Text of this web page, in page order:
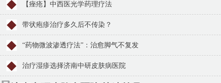
【痤疮】中西医光学药理疗法
带状疱疹治疗多久后不传染？
“药物微波渗透疗法”：治愈脚气不复发
治疗湿疹选择济南中研皮肤病医院